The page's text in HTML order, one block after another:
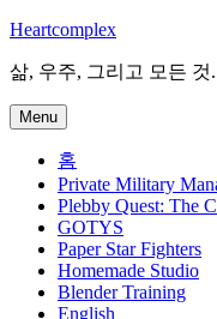
Skip
content
Heartcomplex
삶, 우주, 그리고 모든 것.
Menu
홈
Private Military
Plebby Quest: The
GOTYS
Paper Star Fighters
Homemade Studio
Blender Training
English